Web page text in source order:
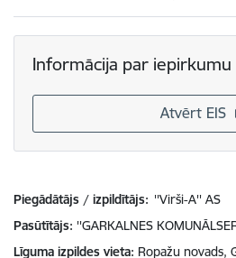
Informācija par iepirkumu
Atvērt EIS
Piegādātājs / izpildītājs: ''Virši-A'' AS
Pasūtītājs ''GARKALNES
Līguma izpildes vieta Ropažu novads,